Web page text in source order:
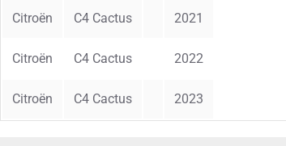
Citroën C4 Cactus 2021
Citroën C4 Cactus 2022
Citroën C4 Cactus 2023